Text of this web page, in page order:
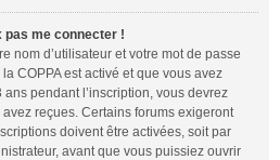
pas me connecter !
nom d’utilisateur et votre mot de passe
COPPA est activé et que vous avez
pendant l’inscription, vous devrez
reçues. Certains forums exigeront
doivent être activées, soit par
avant que vous puissiez ouvrir